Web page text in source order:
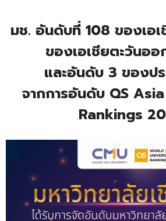
มช. อันดับที่ 108 ของเอ
ของเอเชียตะวันออ
และอันดับ 3 ของปร
จากการอันดับ QS
Rankings